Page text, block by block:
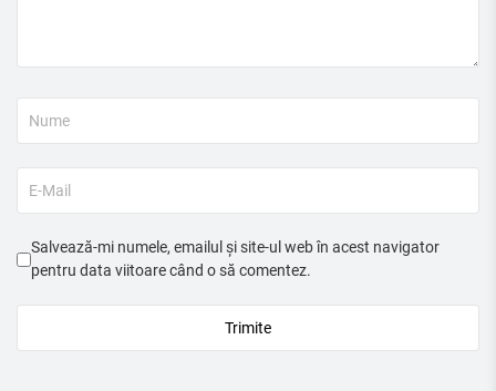
Salvează-mi numele, emailul și site-ul web în acest navigator
pentru data viitoare când o să comentez.